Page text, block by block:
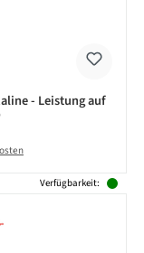
- Leistung auf
Verfügbarkeit: